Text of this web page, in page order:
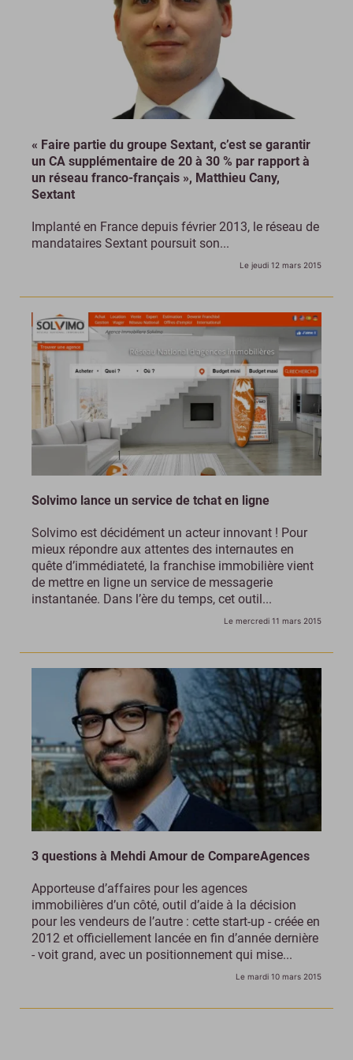
« Faire partie du groupe Sextant, c’est se garantir
un CA supplémentaire de 20 à 30 % par rapport à
un réseau franco-français », Matthieu Cany,
Sextant
Implanté en France depuis février 2013, le réseau de
mandataires Sextant poursuit son...
Le jeudi 12 mars 2015
Solvimo lance un service de tchat en ligne
Solvimo est décidément un acteur innovant ! Pour
mieux répondre aux attentes des internautes en
quête d’immédiateté, la franchise immobilière vient
de mettre en ligne un service de messagerie
instantanée. Dans l’ère du temps, cet outil...
Le mercredi 11 mars 2015
3 questions à Mehdi Amour de CompareAgences
Apporteuse d’affaires pour les agences
immobilières d’un côté, outil d’aide à la décision
pour les vendeurs de l’autre : cette start-up - créée en
2012 et officiellement lancée en fin d’année dernière
- voit grand, avec un positionnement qui mise...
Le mardi 10 mars 2015